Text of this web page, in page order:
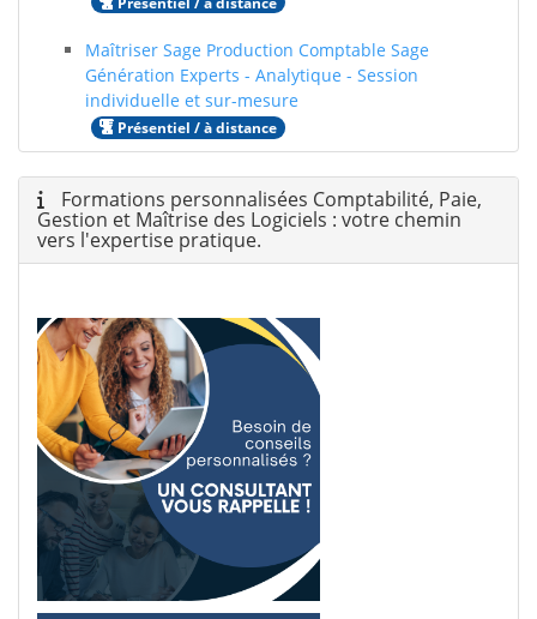
Maîtriser Sage Production Comptable Sage
Génération Experts - Analytique - Session
individuelle et sur-mesure
Présentiel / à distance
Formations personnalisées Comptabilité, Paie,
Gestion et Maîtrise des Logiciels : votre chemin
vers l'expertise pratique.